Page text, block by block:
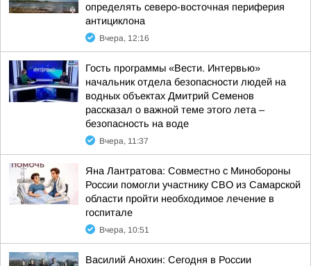
определять северо-восточная периферия
антициклона
Вчера, 12:16
Гость программы «Вести. Интервью»
начальник отдела безопасности людей на
водных объектах Дмитрий Семенов
рассказал о важной теме этого лета –
безопасность на воде
Вчера, 11:37
Яна Лантратова: Совместно с Минобороны
России помогли участнику СВО из Самарской
области пройти необходимое лечение в
госпитале
Вчера, 10:51
Василий Анохин: Сегодня в России